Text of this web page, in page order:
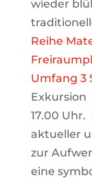
wieder
Reihe
Umfang 3
Exkursion
17.00
aktueller
zur
eine